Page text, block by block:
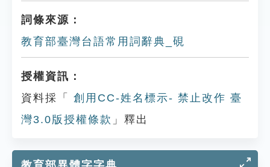
詞條來源：
教育部臺灣台語常用詞辭典_硯
授權資訊：
資料採「
創用CC-姓名標示- 禁止改作 臺
灣3.0版授權條款 」釋出